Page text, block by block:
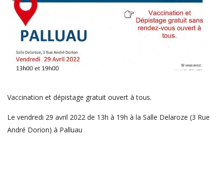
Vaccination et dépistage gratuit ouvert à tous.
Le vendredi 29 avril 2022 de 13h à 19h à la Salle Delaroze (3 Rue
André Dorion) à Palluau